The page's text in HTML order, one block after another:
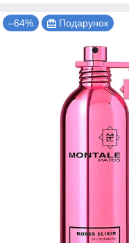
–64% Подарунок